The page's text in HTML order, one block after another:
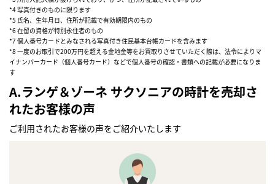
*4 写真付きのものに限ります
*5 氏名、生年月日、住所が記載で有効期限内のもの
*6 在留の資格が特別永住者のもの
*7 個人番号カードとみなされる写真付き住民基本台帳カードを含みます
*8 一度のお取引で200万円を超える金地金等をお買取りさせていただく際は、法令によりマ
イナンバーカード（個人番号カード）などで個人番号の確認・書類への記載が必要になりま
す
A.ランゲ＆ゾーネ サクソニアの時計を売却さ
れたお客様の声
ご利用されたお客様の声をご紹介いたします